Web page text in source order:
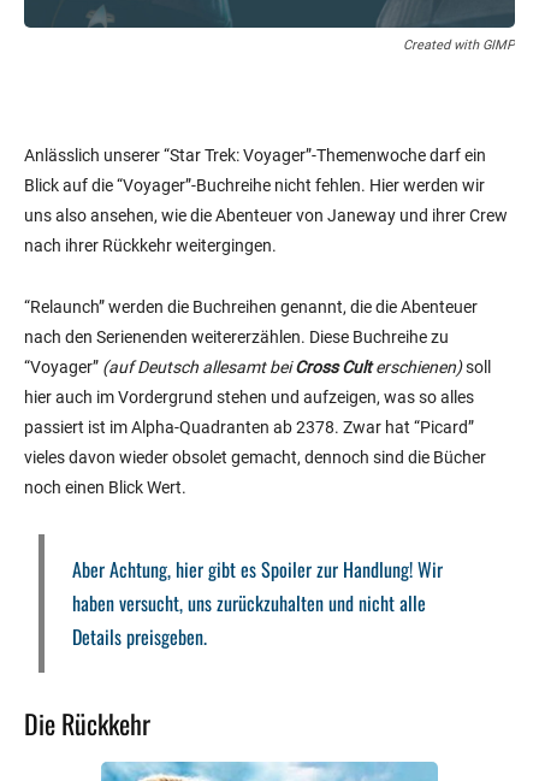
Created with GIMP
Anlässlich unserer “Star Trek: Voyager”-Themenwoche darf ein
Blick auf die “Voyager”-Buchreihe nicht fehlen. Hier werden wir
uns also ansehen, wie die Abenteuer von Janeway und ihrer Crew
nach ihrer Rückkehr weitergingen.
“Relaunch” werden die Buchreihen genannt, die die Abenteuer
nach den Serienenden weitererzählen. Diese Buchreihe zu
“Voyager” (auf Deutsch allesamt beiCross Culterschienen)soll
hier auch im Vordergrund stehen und aufzeigen, was so alles
passiert ist im Alpha-Quadranten ab 2378. Zwar hat “Picard”
vieles davon wieder obsolet gemacht, dennoch sind die Bücher
noch einen Blick Wert.
Aber Achtung, hier gibt es Spoiler zur Handlung! Wir
haben versucht, uns zurückzuhalten und nicht alle
Details preisgeben.
Die Rückkehr